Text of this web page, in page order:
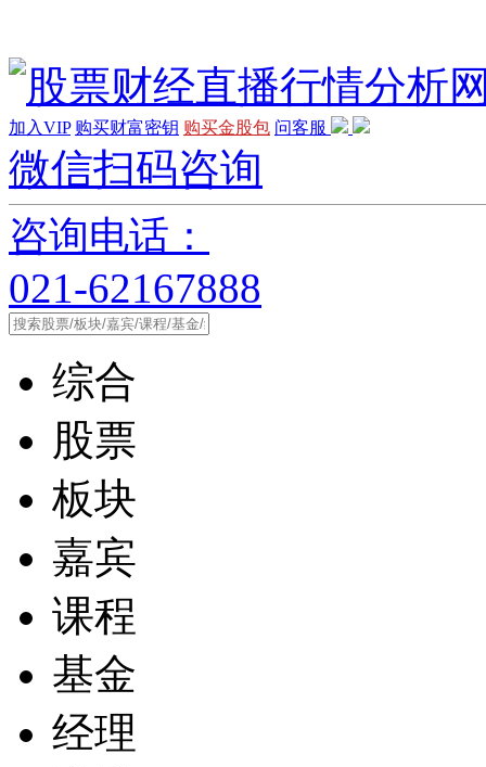
加入VIP 购买财富密钥 购买金股包 问客服
微信扫码咨询
咨询电话：
021-62167888
综合
股票
板块
嘉宾
课程
基金
经理